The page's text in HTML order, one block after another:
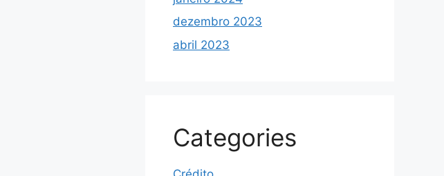
dezembro 2023
abril 2023
Categories